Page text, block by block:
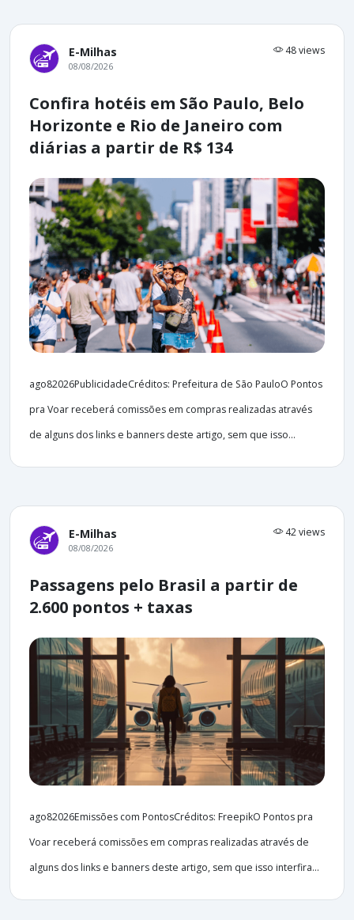
E-Milhas 48 views
08/08/2026
Confira hotéis em São Paulo, Belo
Horizonte e Rio de Janeiro com
diárias a partir de R$ 134
ago82026PublicidadeCréditos: Prefeitura de São PauloO Pontos
pra Voar receberá comissões em compras realizadas através
de alguns dos links e banners deste artigo, sem que isso...
E-Milhas 42 views
08/08/2026
Passagens pelo Brasil a partir de
2.600 pontos + taxas
ago82026Emissões com PontosCréditos: FreepikO Pontos pra
Voar receberá comissões em compras realizadas através de
alguns dos links e banners deste artigo, sem que isso interfira...